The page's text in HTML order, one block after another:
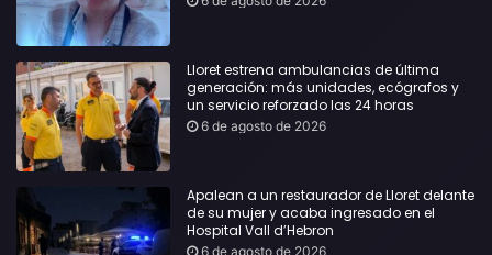
Lloret estrena ambulancias de última
generación: más unidades, ecógrafos y
un servicio reforzado las 24 horas
6 de agosto de 2026
Apalean a un restaurador de Lloret delante
de su mujer y acaba ingresado en el
Hospital Vall d’Hebron
6 de agosto de 2026